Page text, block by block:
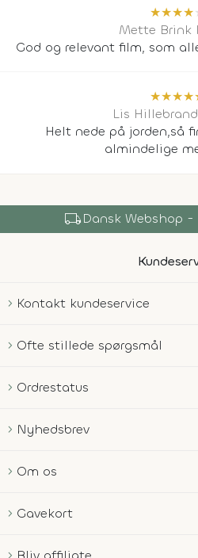
★★★★
Mette Brink
God og relevant film, som
★★★★
Lis
Helt nede på jorden,så
almindelige
local_shippingDansk Webshop
Kontakt kundeservice
Ofte stillede spørgsmål
Ordrestatus
Nyhedsbrev
Om os
Gavekort